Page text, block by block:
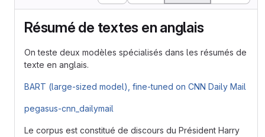
Résumé de textes en anglais
On teste deux modèles spécialisés dans les résumés de
texte en anglais.
BART (large-sized model), fine-tuned on CNN Daily Mail
pegasus-cnn_dailymail
Le corpus est constitué de discours du Président Harry